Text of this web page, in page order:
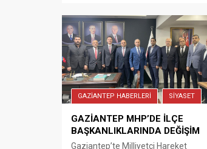
olacağını açıkladı. Gaziantep
Büyükşehir Belediyesi Metroloji
Genel Müdürlüğü’nün uyarıları ile
erkisini kar yağışı etkisini
göstermeye başladı. Büyükşehir
Belediye Başkanı Fatma Şahin,
ulaşımda aksama yaşanmaması ve
vatandaşların...
GAZİANTEP HABERLERİ SİYASET
GAZİANTEP MHP’DE İLÇE
BAŞKANLIKLARINDA DEĞİŞİM
Gaziantep’te Milliyetçi Hareket